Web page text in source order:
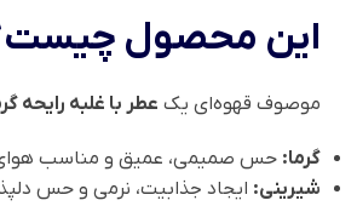
این محصول
موصوف قهوه‌ای یک عطر با غلبه رایحه
گرما: حس صمیمی، عمیق و مناسب
شیرینی: ایجاد جذابیت، نرمی و حس